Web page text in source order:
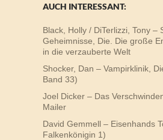
AUCH INTERESSANT:
Black, Holly / DiTerlizzi, Tony –
Geheimnisse, Die. Die große
in die verzauberte Welt
Shocker, Dan – Vampirklinik,
Band 33)
Joel Dicker – Das
Mailer
David Gemmell – Eisenhands
Falkenkönigin 1)